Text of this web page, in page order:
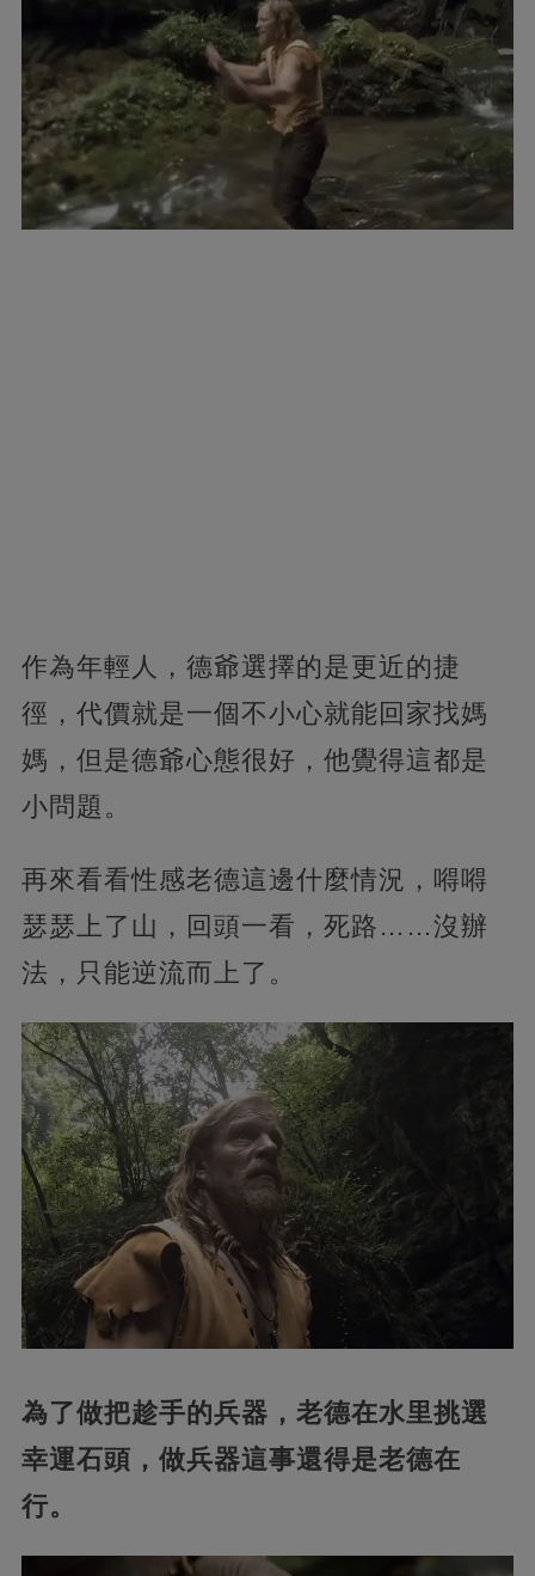
作為年輕人，德爺選擇的是更近的捷
徑，代價就是一個不小心就能回家找媽
媽，但是德爺心態很好，他覺得這都是
小問題。
再來看看性感老德這邊什麼情況，嘚嘚
瑟瑟上了山，回頭一看，死路……沒辦
法，只能逆流而上了。
為了做把趁手的兵器，老德在水里挑選
幸運石頭，做兵器這事還得是老德在
行。